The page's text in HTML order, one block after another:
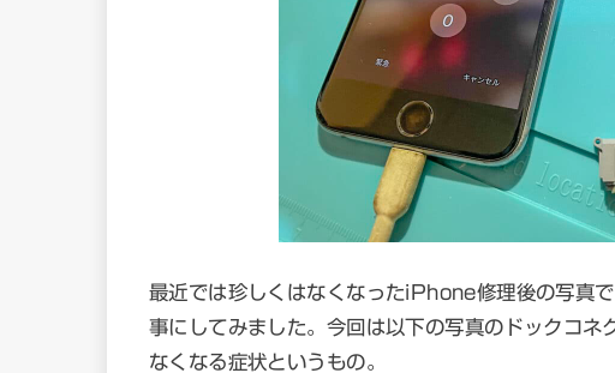
最近では珍しくはなくなったiPhone修理後の写真
事にしてみました。今回は以下の写真のドックコネ
なくなる症状というもの。